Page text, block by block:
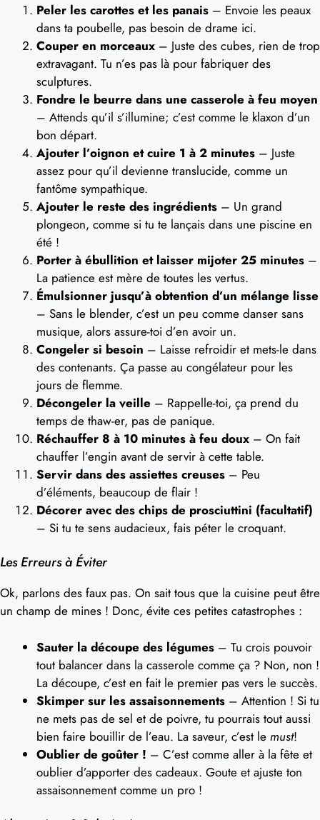
Peler les carottes et les panais – Envoie les peaux
dans ta poubelle, pas besoin de drame ici.
Couper en morceaux – Juste des cubes, rien de trop
extravagant. Tu n’es pas là pour fabriquer des
sculptures.
Fondre le beurre dans une casserole à feu moyen
– Attends qu’il s’illumine; c’est comme le klaxon d’un
bon départ.
Ajouter l’oignon et cuire 1 à 2 minutes – Juste
assez pour qu’il devienne translucide, comme un
fantôme sympathique.
Ajouter le reste des ingrédients – Un grand
plongeon, comme si tu te lançais dans une piscine en
été !
Porter à ébullition et laisser mijoter 25 minutes –
La patience est mère de toutes les vertus.
Émulsionner jusqu’à obtention d’un mélange lisse
– Sans le blender, c’est un peu comme danser sans
musique, alors assure-toi d’en avoir un.
Congeler si besoin – Laisse refroidir et mets-le dans
des contenants. Ça passe au congélateur pour les
jours de flemme.
Décongeler la veille – Rappelle-toi, ça prend du
temps de thaw-er, pas de panique.
Réchauffer 8 à 10 minutes à feu doux – On fait
chauffer l’engin avant de servir à cette table.
Servir dans des assiettes creuses – Peu
d’éléments, beaucoup de flair !
Décorer avec des chips de prosciuttini (facultatif)
– Si tu te sens audacieux, fais péter le croquant.
Les Erreurs à Éviter
Ok, parlons des faux pas. On sait tous que la cuisine peut être
un champ de mines ! Donc, évite ces petites catastrophes :
Sauter la découpe des légumes – Tu crois pouvoir
tout balancer dans la casserole comme ça ? Non, non !
La découpe, c’est en fait le premier pas vers le succès.
Skimper sur les assaisonnements – Attention ! Si tu
ne mets pas de sel et de poivre, tu pourrais tout aussi
bien faire bouillir de l’eau. La saveur, c’est le must!
Oublier de goûter ! – C’est comme aller à la fête et
oublier d’apporter des cadeaux. Goute et ajuste ton
assaisonnement comme un pro !